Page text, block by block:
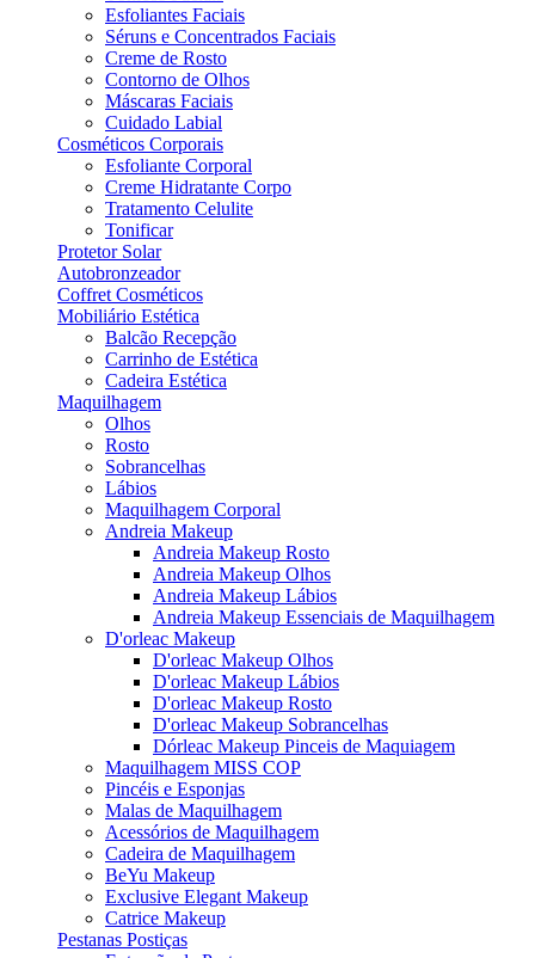
Esfoliantes Faciais
Séruns e Concentrados Faciais
Creme de Rosto
Contorno de Olhos
Máscaras Faciais
Cuidado Labial
Cosméticos Corporais
Esfoliante Corporal
Creme Hidratante Corpo
Tratamento Celulite
Tonificar
Protetor Solar
Autobronzeador
Coffret Cosméticos
Mobiliário Estética
Balcão Recepção
Carrinho de Estética
Cadeira Estética
Maquilhagem
Olhos
Rosto
Sobrancelhas
Lábios
Maquilhagem Corporal
Andreia Makeup
Andreia Makeup Rosto
Andreia Makeup Olhos
Andreia Makeup Lábios
Andreia Makeup Essenciais de Maquilhagem
D'orleac Makeup
D'orleac Makeup Olhos
D'orleac Makeup Lábios
D'orleac Makeup Rosto
D'orleac Makeup Sobrancelhas
Dórleac Makeup Pinceis de Maquiagem
Maquilhagem MISS COP
Pincéis e Esponjas
Malas de Maquilhagem
Acessórios de Maquilhagem
Cadeira de Maquilhagem
BeYu Makeup
Exclusive Elegant Makeup
Catrice Makeup
Pestanas Postiças